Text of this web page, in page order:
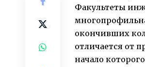
Факультеты
окончивших
отличается от
начало